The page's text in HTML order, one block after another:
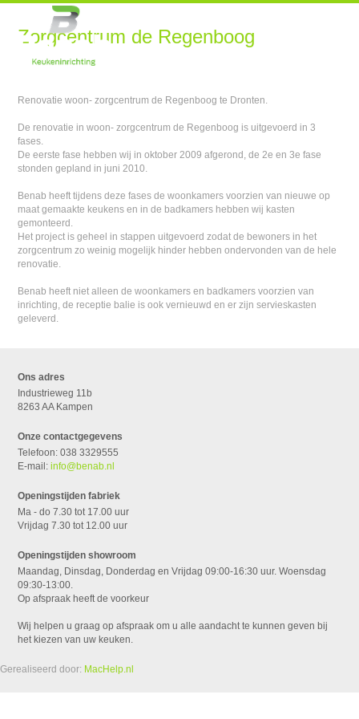
Zorgcentrum de Regenboog
Renovatie woon- zorgcentrum de Regenboog te Dronten.
De renovatie in woon- zorgcentrum de Regenboog is uitgevoerd in 3
fases.
De eerste fase hebben wij in oktober 2009 afgerond, de 2e en 3e fase
stonden gepland in juni 2010.
Benab heeft tijdens deze fases de woonkamers voorzien van nieuwe op
maat gemaakte keukens en in de badkamers hebben wij kasten
gemonteerd.
Het project is geheel in stappen uitgevoerd zodat de bewoners in het
zorgcentrum zo weinig mogelijk hinder hebben ondervonden van de hele
renovatie.
Benab heeft niet alleen de woonkamers en badkamers voorzien van
inrichting, de receptie balie is ook vernieuwd en er zijn servieskasten
geleverd.
Ons adres
Industrieweg 11b
8263 AA Kampen
Onze contactgegevens
Telefoon: 038 3329555
E-mail:info@benab.nl
Openingstijden fabriek
Ma - do 7.30 tot 17.00 uur
Vrijdag 7.30 tot 12.00 uur
Openingstijden showroom
Maandag, Dinsdag, Donderdag en Vrijdag 09:00-16:30 uur. Woensdag
09:30-13:00.
Op afspraak heeft de voorkeur
Wij helpen u graag op afspraak om u alle aandacht te kunnen geven bij
het kiezen van uw keuken.
Gerealiseerd door: MacHelp.nl